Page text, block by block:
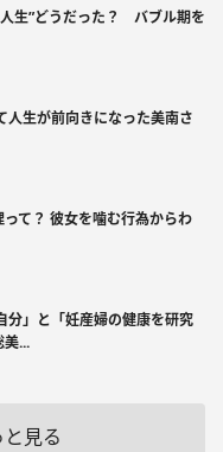
人生”どうだった？ バブル期を
人生が前向きになった美南さ
て？ 彼女を噛む行為からわ
分」と「妊産婦の健康を研究
美...
見る